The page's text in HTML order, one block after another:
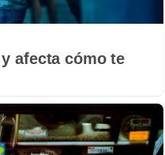
afecta cómo te